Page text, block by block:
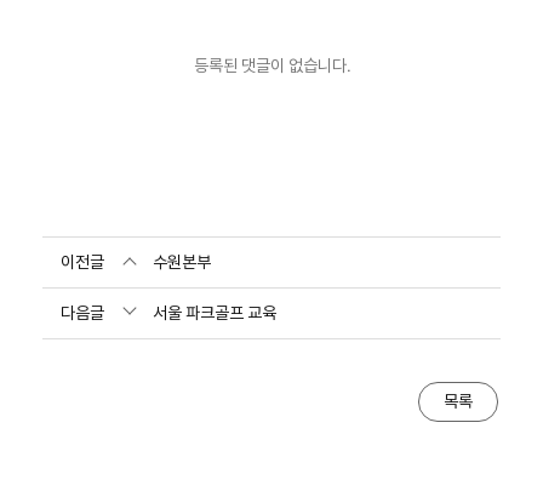
등록된 댓글이 없습니다.
이전글
수원본부
다음글
서울 파크골프 교육
목록